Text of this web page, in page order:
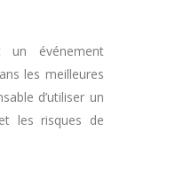
un événement
les meilleures
d’utiliser un
les risques de